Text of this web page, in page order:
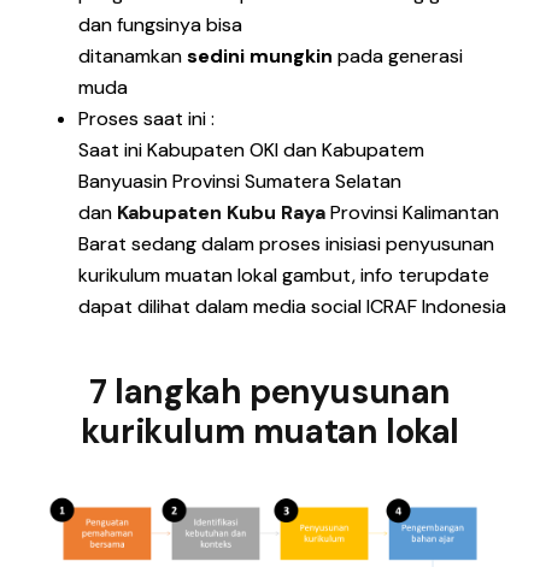
dan fungsinya bisa
ditanamkansedini mungkin pada generasi
muda
Proses saat ini :
Saat ini Kabupaten OKI dan Kabupatem
Banyuasin Provinsi Sumatera Selatan
dan Kabupaten Kubu RayaProvinsi Kalimantan
Barat sedang dalam proses inisiasi penyusunan
kurikulum muatan lokal gambut, info terupdate
dapat dilihat dalam media social ICRAF Indonesia
7 langkah penyusunan
kurikulum muatan lokal